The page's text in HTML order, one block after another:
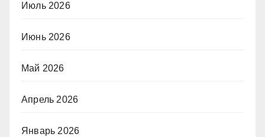
Июль 2026
Июнь 2026
Май 2026
Апрель 2026
Январь 2026